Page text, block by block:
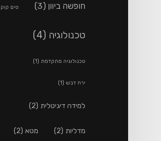
חופשה ביוון (3) טים קוק
טכנולוגיה (4)
טכנולוגיה מתקדמת (1)
ירח דבש (1)
למידה דיגיטלית (2)
מדליות (2) מטא(2)